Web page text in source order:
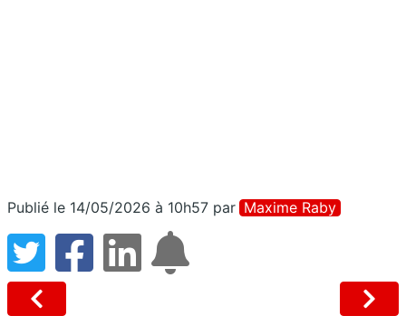
Publié le 14/05/2026 à 10h57 par Maxime Raby